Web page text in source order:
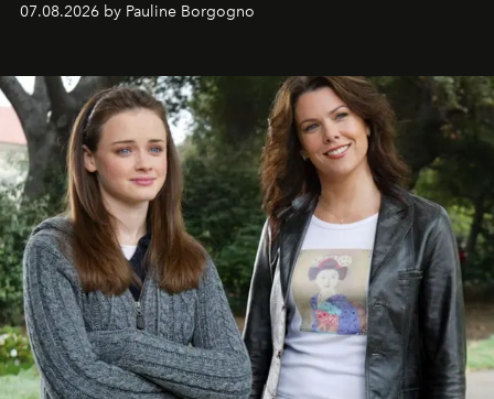
07.08.2026 by Pauline Borgogno